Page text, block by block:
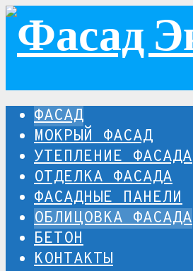
ФАСАД
МОКРЫЙ ФАСАД
УТЕПЛЕНИЕ ФАСАДА
ОТДЕЛКА ФАСАДА
ФАСАДНЫЕ ПАНЕЛИ
ОБЛИЦОВКА ФАСАДА
БЕТОН
КОНТАКТЫ